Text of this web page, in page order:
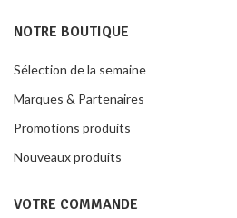
NOTRE BOUTIQUE
Sélection de la semaine
Marques & Partenaires
Promotions produits
Nouveaux produits
VOTRE COMMANDE